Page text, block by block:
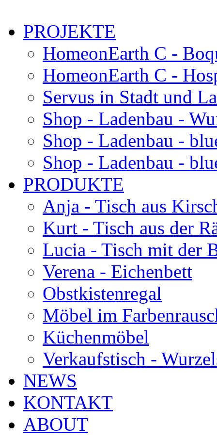
PROJEKTE
HomeonEarth C -
HomeonEarth C -
Servus in Stadt und
Shop - Ladenbau -
Shop - Ladenbau -
Shop - Ladenbau -
PRODUKTE
Anja - Tisch aus
Kurt - Tisch aus der
Lucia - Tisch mit der
Verena - Eichenbett
Obstkistenregal
Möbel im
Küchenmöbel
Verkaufstisch -
NEWS
KONTAKT
ABOUT